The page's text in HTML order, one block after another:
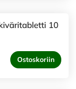
10
Ostoskoriin